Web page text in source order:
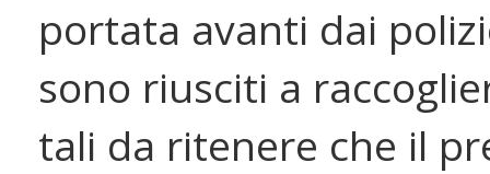
portata avanti dai
sono riusciti a
tali da ritenere che il